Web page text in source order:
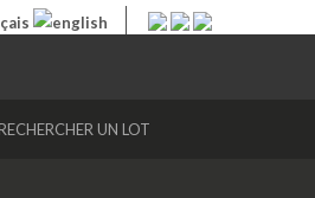
UN LOT